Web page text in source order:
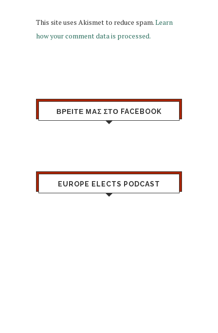
This site uses Akismet to reduce spam.Learn
how your comment data is processed.
ΒΡΕΙΤΕ ΜΑΣ ΣΤΟ FACEBOOK
EUROPE ELECTS PODCAST